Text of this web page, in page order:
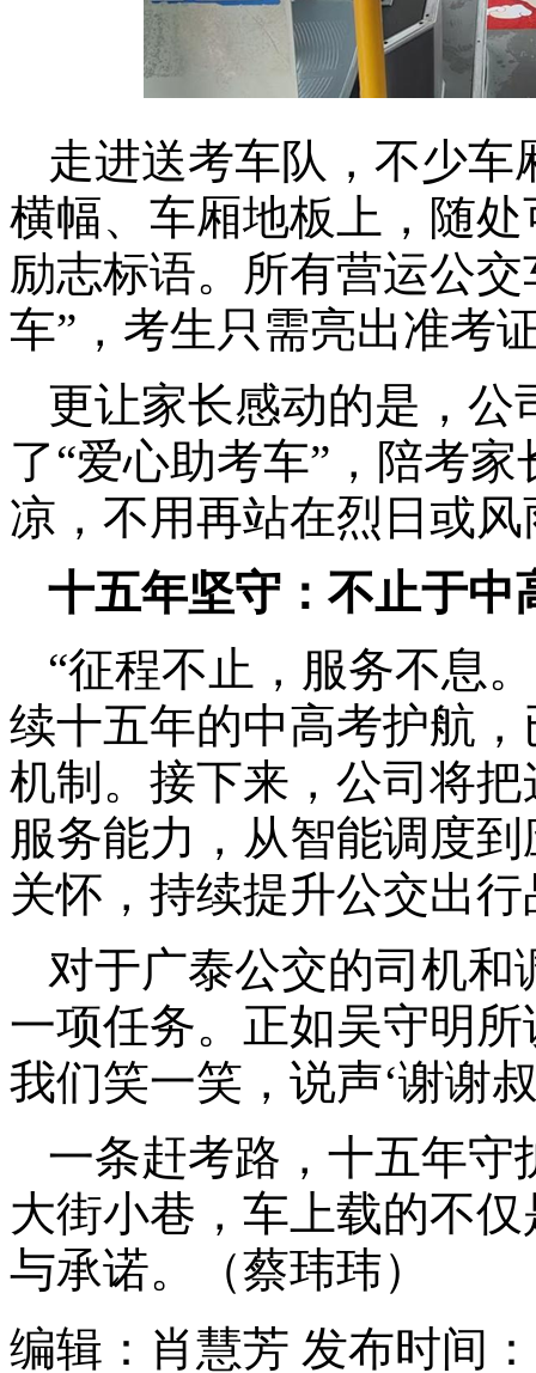
走进送考车队，不少
横幅、车厢地板上，随处
励志标语。所有营运公
车”，考生只需亮出准考
更让家长感动的是，公
了“爱心助考车”，陪考
凉，不用再站在烈日或
十五年坚守：不止于中
“征程不止，服务不息
续十五年的中高考护航
机制。接下来，公司将
服务能力，从智能调度
关怀，持续提升公交出
对于广泰公交的司机
一项任务。正如吴守明
我们笑一笑，说声‘谢谢
一条赶考路，十五年守
大街小巷，车上载的不
与承诺。（蔡玮玮）
编辑：肖慧芳 发布时间